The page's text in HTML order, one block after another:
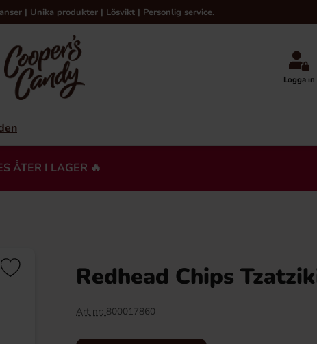
| Unika produkter | Lösvikt | Personlig service.
Logga in
ÅTER I LAGER 🔥
också gillar…
Redhead Chips
Art nr: 800017860